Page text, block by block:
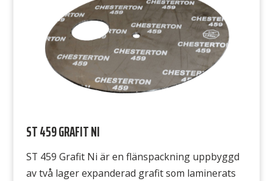
syrgas,flytande syre samt syror […]
ST 459 GRAFIT NI
ST 459 Grafit Ni är en flänspackning uppbyggd
av två lager expanderad grafit som laminerats